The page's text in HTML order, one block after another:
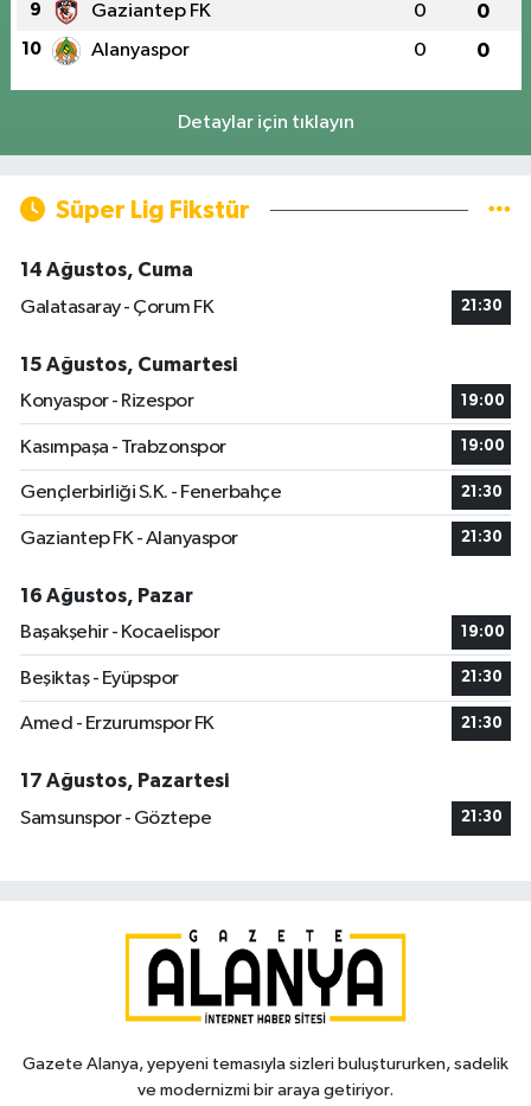
9 Gaziantep FK 0 0
10 Alanyaspor 0 0
Detaylar için tıklayın
Süper Lig Fikstür
14 Ağustos, Cuma
Galatasaray - Çorum FK
21:30
15 Ağustos, Cumartesi
Konyaspor - Rizespor
19:00
Kasımpaşa - Trabzonspor 19:00
Gençlerbirliği S.K. - Fenerbahçe 21:30
Gaziantep FK - Alanyaspor 21:30
16 Ağustos, Pazar
Başakşehir - Kocaelispor
19:00
Beşiktaş - Eyüpspor 21:30
Amed - Erzurumspor FK 21:30
17 Ağustos, Pazartesi
Samsunspor - Göztepe
21:30
Gazete Alanya, yepyeni temasıyla sizleri buluştururken, sadelik
ve modernizmi bir araya getiriyor.